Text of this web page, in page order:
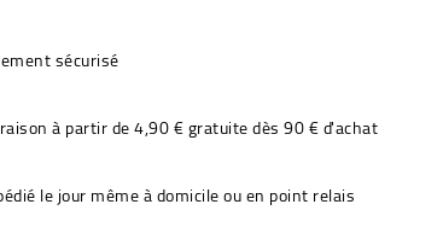
sécurisé
à partir de 4,90 € gratuite dès 90 € d'achat
le jour même à domicile ou en point relais